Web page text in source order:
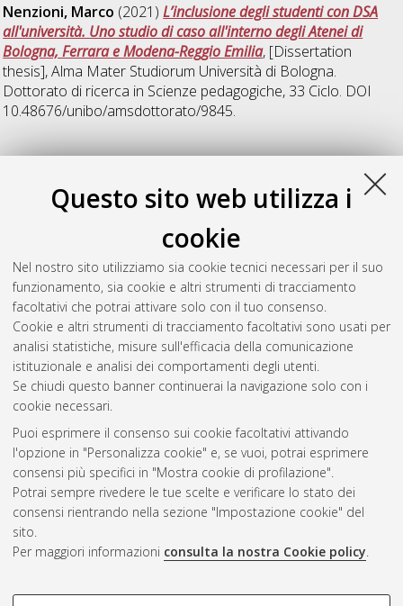
Questo sito web utilizza i
cookie
Nel nostro sito utilizziamo sia cookie tecnici necessari per il suo
funzionamento, sia cookie e altri strumenti di tracciamento
facoltativi che potrai attivare solo con il tuo consenso.
Cookie e altri strumenti di tracciamento facoltativi sono usati per
analisi statistiche, misure sull'efficacia della comunicazione
istituzionale e analisi dei comportamenti degli utenti.
Se chiudi questo banner continuerai la navigazione solo con i
cookie necessari.
Puoi esprimere il consenso sui cookie facoltativi attivando
l'opzione in "Personalizza cookie" e, se vuoi, potrai esprimere
consensi più specifici in "Mostra cookie di profilazione".
Potrai sempre rivedere le tue scelte e verificare lo stato dei
consensi rientrando nella sezione "Impostazione cookie" del
sito.
Per maggiori informazioni consulta la nostra Cookie policy.
COOKIE DI PROFILAZIONE -
Nenzioni, Marco (2021)L’inclusione degli studenti con DSA
all'università. Uno studio di caso all'interno degli Atenei di
Bologna, Ferrara e Modena-Reggio Emilia, [Dissertation
thesis], Alma Mater Studiorum Università di Bologna.
Dottorato di ricerca in Scienze pedagogiche, 33 Ciclo. DOI
10.48676/unibo/amsdottorato/9845.
35
D'Ambrosio, Stefano(2023)
L'inclusione lavorativa tra
, [Dissertation thesis], Alma Mater
Studiorum Università di Bologna. Dottorato di ricerca in
Scienze pedagogiche, 35 Ciclo. DOI
10.48676/unibo/amsdottorato/10770.
Questa lista e' stata generata il Thu Aug 6 20:46:32 2026
Atom
Rss 1.0
Rss 2.0
ISSN: 2038-7946
Impostazioni Cookie